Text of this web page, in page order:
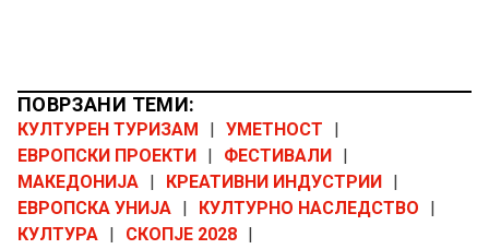
ПОВРЗАНИ ТЕМИ:
КУЛТУРЕН ТУРИЗАМ УМЕТНОСТ
ЕВРОПСКИ ПРОЕКТИ
ФЕСТИВАЛИ
МАКЕДОНИЈА
КРЕАТИВНИ ИНДУСТРИИ
ЕВРОПСКА УНИЈА
КУЛТУРНО НАСЛЕДСТВО
КУЛТУРА
СКОПЈЕ 2028